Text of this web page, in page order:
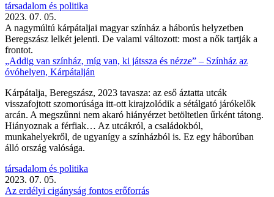
társadalom és politika
2023. 07. 05.
A nagymúltú kárpátaljai magyar színház a háborús helyzetben
Beregszász lelkét jelenti. De valami változott: most a nők tartják a
frontot.
„Addig van színház, míg van, ki játssza és nézze” – Színház az
óvóhelyen, Kárpátalján
Kárpátalja, Beregszász, 2023 tavasza: az eső áztatta utcák
visszafojtott szomorúsága itt-ott kirajzolódik a sétálgató járókelők
arcán. A megszűnni nem akaró hiányérzet betöltetlen űrként tátong.
Hiányoznak a férfiak… Az utcákról, a családokból,
munkahelyekről, de ugyanígy a színházból is. Ez egy háborúban
álló ország valósága.
társadalom és politika
2023. 07. 05.
Az erdélyi cigányság fontos erőforrás